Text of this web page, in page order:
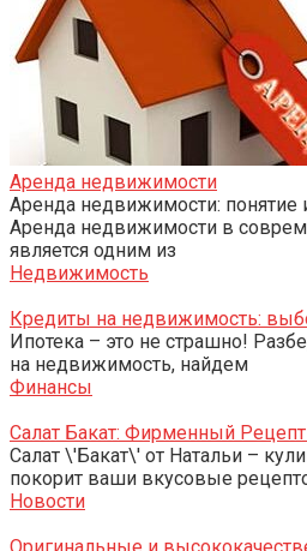
Аренда недвижимости
Аренда недвижимости: понятие
Аренда недвижимости в
является одним из
Недвижимость
Кредиты на недвижимость:
Ипотека – это не страшно!
на недвижимость, найдем
Финансы
Салат Бакат: Фирменный Рецепт
Салат \'Бакат\' от Натальи –
покорит ваши вкусовые
Новости